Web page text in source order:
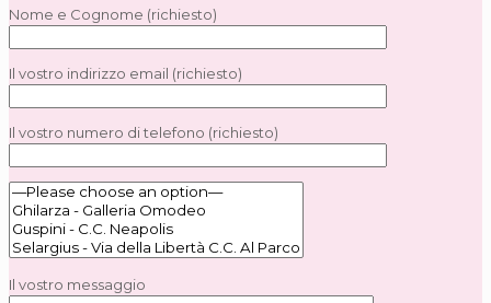
Nome e Cognome (richiesto)
Il vostro indirizzo email (richiesto)
Il vostro numero di telefono (richiesto)
Il vostro messaggio